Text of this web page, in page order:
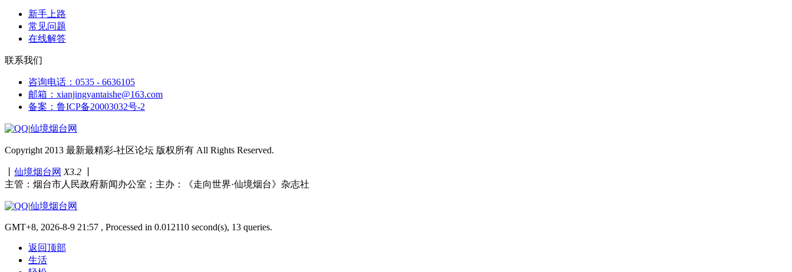
新手上路
常见问题
在线解答
联系我们
咨询电话：0535 - 6636105
邮箱：xianjingyantaishe@163.com
备案：鲁ICP备20003032号-2
|仙境烟台网
Copyright 2013 最新最精彩-社区论坛 版权所有 All Rights Reserved.
仙境烟台网 X3.2
主管：烟台市人民政府新闻办公室；主办：《走向世界·仙境烟台》杂志社
|仙境烟台网
GMT+8, 2026-8-9 21:57 , Processed in 0.012110 second(s), 13 queries.
返回顶部
生活